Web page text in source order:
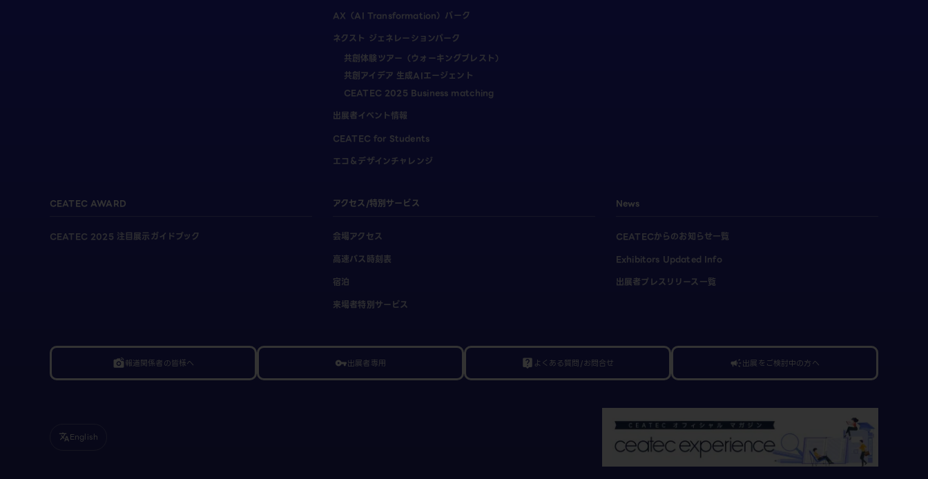
AX（AI Transformation）パーク
ネクスト ジェネレーションパーク
共創体験ツアー（ウォーキングブレスト）
共創アイデア 生成AIエージェント
CEATEC 2025 Business matching
出展者イベント情報
CEATEC for Students
エコ＆デザインチャレンジ
CEATEC AWARD
CEATEC 2025 注目展示ガイドブック
アクセス/特別サービス
会場アクセス
高速バス時刻表
宿泊
来場者特別サービス
News
CEATECからのお知らせ一覧
Exhibitors Updated Info
出展者プレスリリース一覧
linked_camera報道関係者の皆様へ vpn_key出展者専用 live_help よくある質問/お問合せ campaign出展をご検討中の方へ
translateEnglish